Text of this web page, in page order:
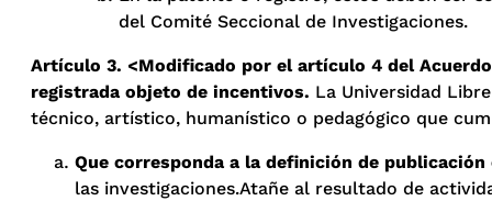
del Comité Seccional de Investigaciones.
Artículo 3. <Modificado por el artículo 4 del
registrada objeto de incentivos. La Universidad
técnico, artístico, humanístico o pedagógico que
Que corresponda a la definición de
las investigaciones.Atañe al resultado de